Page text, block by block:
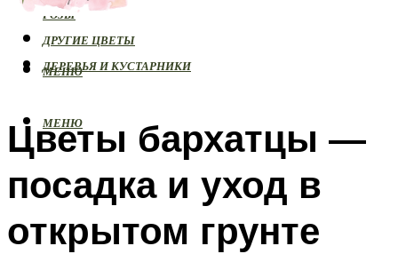
РОЗЫ
ДРУГИЕ ЦВЕТЫ
ДЕРЕВЬЯ И КУСТАРНИКИ
МЕНЮ
МЕНЮ
Цветы бархатцы —
посадка и уход в
открытом грунте